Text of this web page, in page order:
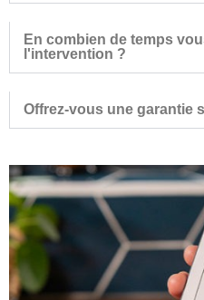
En combien de temps
l'intervention ?
Offrez-vous une garantie